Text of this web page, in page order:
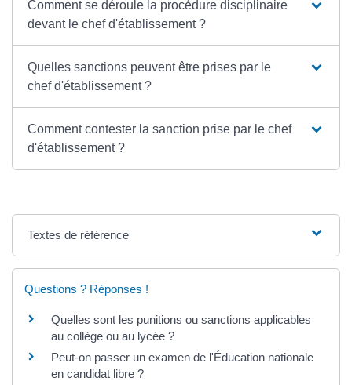
Comment se déroule la procédure disciplinaire
devant le chef d'établissement ?
Quelles sanctions peuvent être prises par le
chef d'établissement ?
Comment contester la sanction prise par le chef
d'établissement ?
Textes de référence
Questions ? Réponses !
Quelles sont les punitions ou sanctions applicables
au collège ou au lycée ?
Peut-on passer un examen de l'Éducation nationale
en candidat libre ?